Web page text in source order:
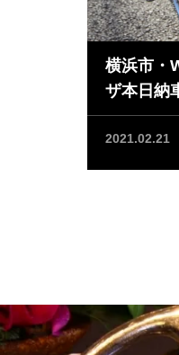
横浜市・
ザ本日納
2021.02.21